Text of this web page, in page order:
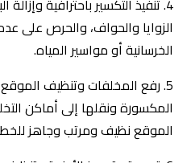
الزوايا والحواف، والحرص على
الخرسانية أو مواسير المياه.
5. رفع المخلفات وتنظيف
المكسورة ونقلها إلى أماكن
الموقع نظيف ومرتب وجاهز